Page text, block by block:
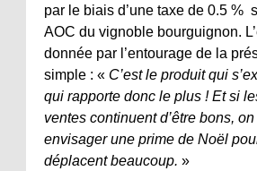
par le biais d’une taxe de 0.5 %
AOC du vignoble bourguignon.
donnée par l’entourage de la
simple : « C’est le produit qui
qui rapporte donc le plus ! Et si
ventes continuent d’être bons,
envisager une prime de Noël
déplacent beaucoup. »